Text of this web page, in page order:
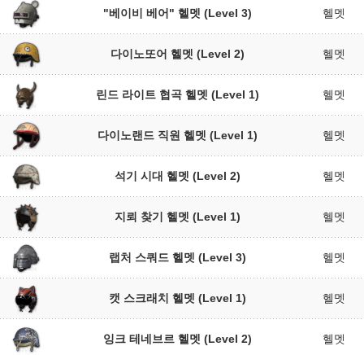
"베이비 베어" 헬멧 (Level 3) 헬멧
다이노또어 헬멧 (Level 2) 헬멧
린드 라이트 협곡 헬멧 (Level 1) 헬멧
다이노랜드 직원 헬멧 (Level 1) 헬멧
석기 시대 헬멧 (Level 2) 헬멧
지뢰 찾기 헬멧 (Level 1) 헬멧
랩처 스쿼드 헬멧 (Level 3) 헬멧
캣 스크래치 헬멧 (Level 1) 헬멧
잉크 테네브르 헬멧 (Level 2) 헬멧